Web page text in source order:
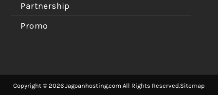
Partnership
Promo
Copyright © 2026 Jagoanhosting.com All Rights Reserved.Sitemap